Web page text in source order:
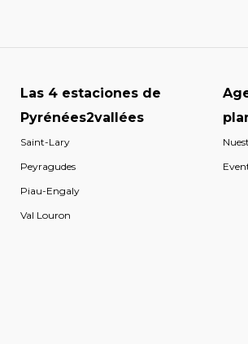
Las 4 estaciones de
Pyrénées2vallées
Saint-Lary
Peyragudes
Piau-Engaly
Val Louron